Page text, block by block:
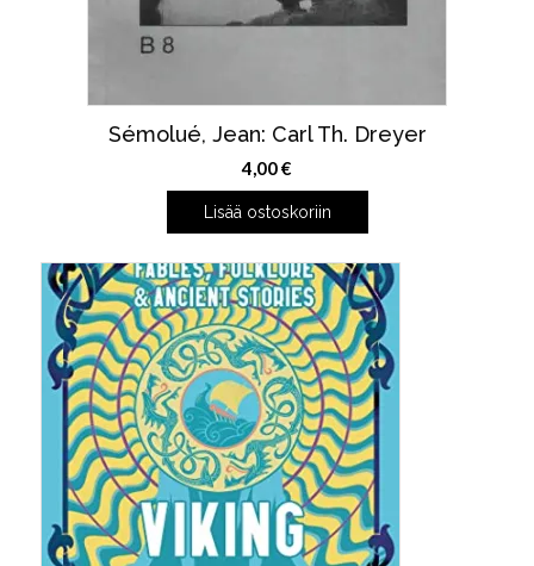
Sémolué, Jean: Carl Th. Dreyer
4,00€
Lisää ostoskoriin